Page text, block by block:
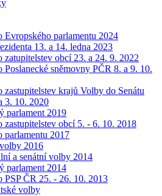
Evropského parlamentu 2024
13. a 14. ledna 2023
zatupitelstev obcí 23. a 24. 9. 2022
Poslanecké sněmovny PČR 8. a 9. 10.
zastupitelstev krajů Volby do Senátu
3. 10. 2020
parlament 2019
zastupitelstev obcí 5. - 6. 10. 2018
parlamentu 2017
2016
a senátní volby 2014
parlament 2014
PSP ČR 25. - 26. 10. 2013
volby